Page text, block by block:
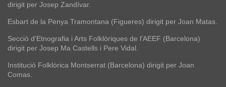
dirigit per Josep Zandívar.
Esbart de la Penya Tramontana (Figueres) dirigit per Joan Matas.
Secció d'Etnografia i Arts Folklòriques de l'AEEF (Barcelona)
dirigit per Josep Ma Castells i Pere Vidal.
Institució Folklòrica Montserrat (Barcelona) dirigit per Joan
Comas.